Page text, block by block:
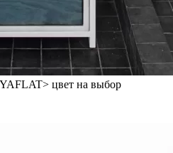
цвет на выбор